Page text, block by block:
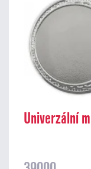
Univerzální